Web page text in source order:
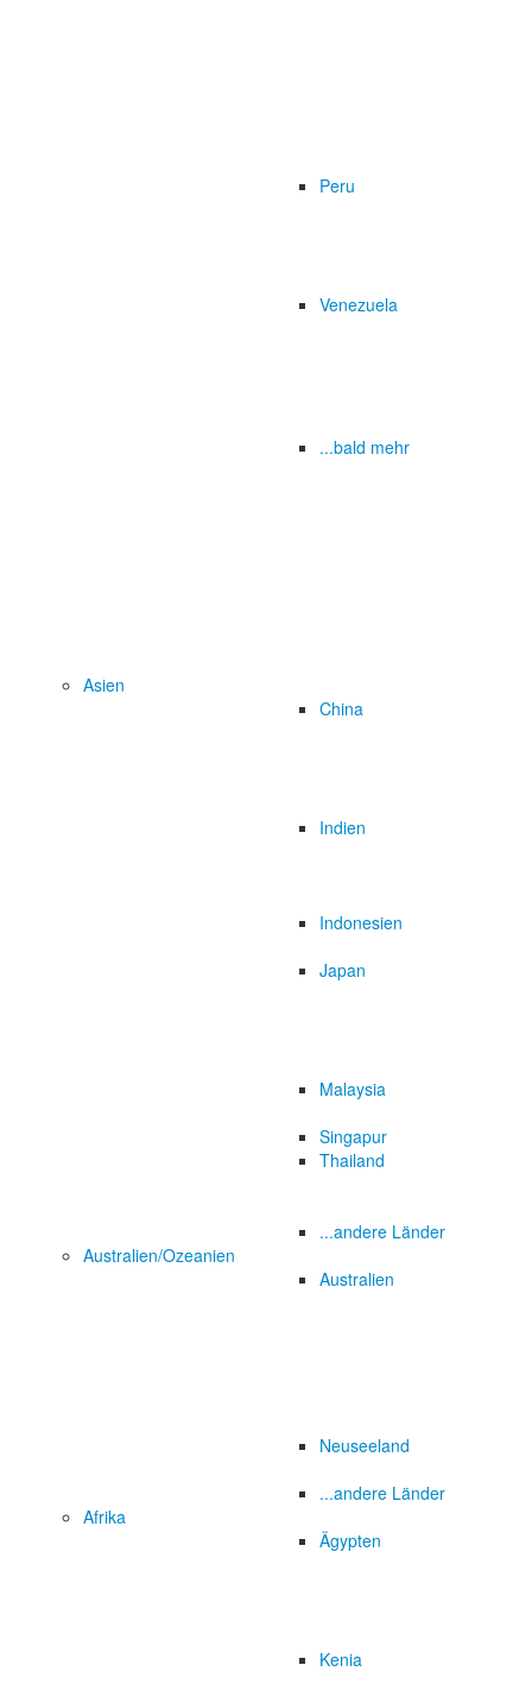
Peru
Venezuela
...bald mehr
Asien
China
Indien
Indonesien
Japan
Malaysia
Singapur
Thailand
...andere Länder
Australien/Ozeanien
Australien
Neuseeland
...andere Länder
Afrika
Ägypten
Kenia